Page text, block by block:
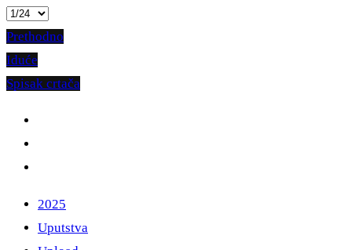
Prethodno
Iduće
Spisak crtača
2025
Uputstva